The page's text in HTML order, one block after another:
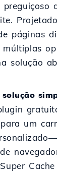
preguiçoso
páginas
múltiplas
solução
um